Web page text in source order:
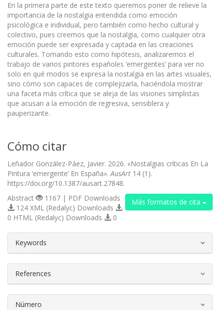
En la primera parte de este texto queremos poner de relieve la
importancia de la nostalgia entendida como emoción
psicológica e individual, pero también como hecho cultural y
colectivo, pues creemos que la nostalgia, como cualquier otra
emoción puede ser expresada y captada en las creaciones
culturales. Tomando esto como hipótesis, analizaremos el
trabajo de varios pintores españoles ‘emergentes’ para ver no
solo en qué modos se expresa la nostalgia en las artes visuales,
sino cómo son capaces de complejizarla, haciéndola mostrar
una faceta más crítica que se aleja de las visiones simplistas
que acusan a la emoción de regresiva, sensiblera y
pauperizante.
Cómo citar
Leñador González-Páez, Javier. 2026. «Nostalgias críticas En La
Pintura ‘emergente’ En España».AusArt 14 (1).
https://doi.org/10.1387/ausart.27848.
Más formatos de cita
Abstract
1167 | PDF Downloads
124 XML (Redalyc) Downloads
0 HTML (Redalyc) Downloads
0
Keywords
References
Número